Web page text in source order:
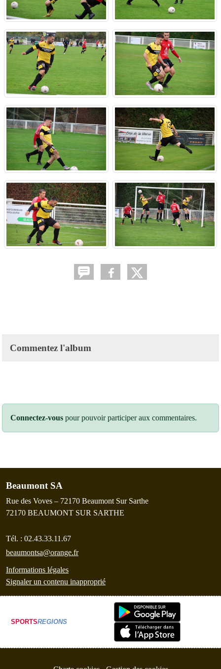
Commentez l'album
Connectez-vous pour pouvoir participer aux commentaires.
Beaumont SA
Rue des Voves – 72170 Beaumont Sur Sarthe
72170 BEAUMONT SUR SARTHE
Tél. : 02.43.33.11.67
beaumontsa@orange.fr
Informations légales
Signaler un contenu inapproprié
SPORTSREGIONS